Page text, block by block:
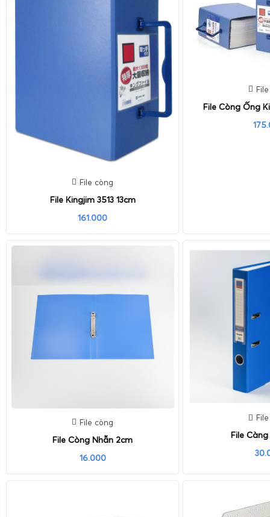
File còng
File Kingjim 3513 13cm
161.000
File Còng Ống
File còng
File Còng Nhẫn 2cm
16.000
File